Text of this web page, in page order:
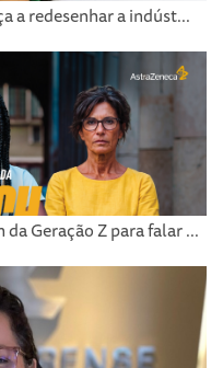
a redesenhar a indúst...
Geração Z para falar ...